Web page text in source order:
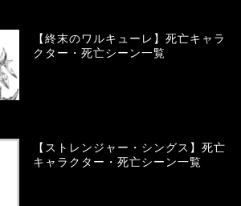
【終末のワルキューレ】死亡キャラ
クター・死亡シーン一覧
【ストレンジャー・シングス】死亡
キャラクター・死亡シーン一覧